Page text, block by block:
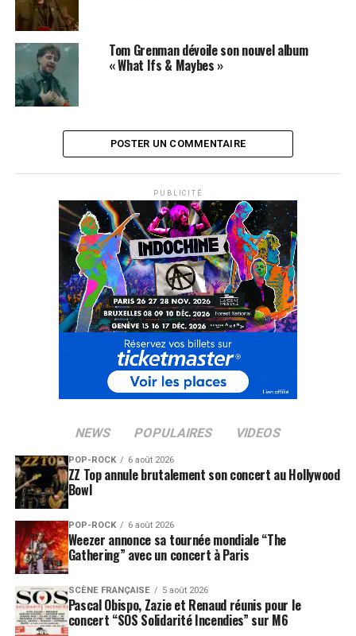
ED SHEERAN
JAMES BLUNT
Tom Grenman dévoile son nouvel album
« What Ifs & Maybes »
POSTER UN COMMENTAIRE
PUBLICITÉ
NEWS POPULAIRES VIDEOS
POP-ROCK 6 août 2026
ZZ Top annule brutalement son concert au Hollywood
Bowl
POP-ROCK 6 août 2026
Weezer annonce sa tournée mondiale “The
Gathering” avec un concert à Paris
SCÈNE FRANÇAISE 5 août 2026
Pascal Obispo, Zazie et Renaud réunis pour le
concert “SOS Solidarité Incendies” sur M6